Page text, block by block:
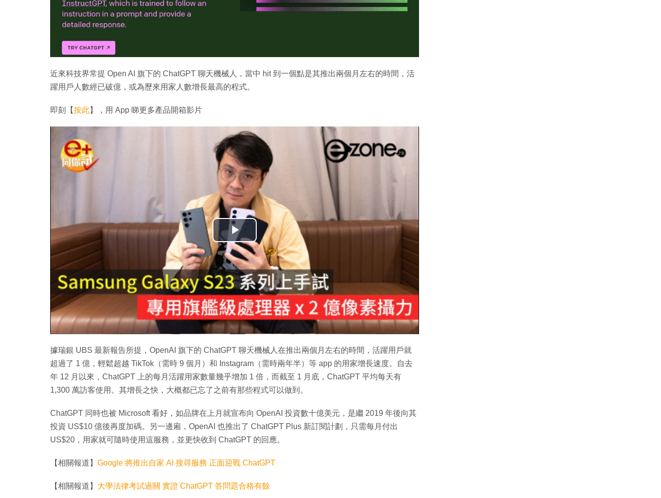
近來科技界常提 Open AI 旗下的 ChatGPT 聊天機械人，當中 hit 到一個點是其推出兩個月左右的時間，活
躍用戶人數經已破億，或為歷來用家人數增長最高的程式。
即刻【按此】，用 App 睇更多產品開箱影片
播
放
影
片
據瑞銀 UBS 最新報告所提，OpenAI 旗下的 ChatGPT 聊天機械人在推出兩個月左右的時間，活躍用戶就
超過了 1 億，輕鬆超越 TikTok（需時 9 個月）和 Instagram（需時兩年半）等 app 的用家增長速度。自去
年 12 月以來，ChatGPT 上的每月活躍用家數量幾乎增加 1 倍，而截至 1 月底，ChatGPT 平均每天有
1,300 萬訪客使用。其增長之快，大概都已忘了之前有那些程式可以做到。
ChatGPT 同時也被 Microsoft 看好，如品牌在上月就宣布向 OpenAI 投資數十億美元，是繼 2019 年後向其
投資 US$10 億後再度加碼。另一邊廂，OpenAI 也推出了 ChatGPT Plus 新訂閱計劃，只需每月付出
US$20，用家就可隨時使用這服務，並更快收到 ChatGPT 的回應。
【相關報道】 Google 將推出自家 AI 搜尋服務 正面迎戰 ChatGPT
【相關報道】 大學法律考試過關 實證 ChatGPT 答問題合格有餘